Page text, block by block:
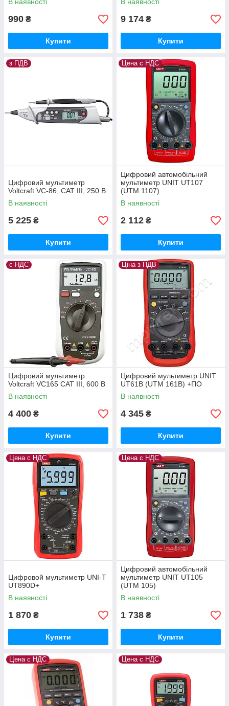
990 ₴
Купити
9 174 ₴
Купити
з ПДВ
Цифровий мультиметр
Voltcraft VC-86, CAT III, 250 В
В наявності
5 225 ₴
Купити
Цена с НДС
Цифровий автомобільний
мультиметр UNIT UT107
(UTM 1107)
В наявності
2 112 ₴
Купити
с НДС
Цифровий мультиметр
Voltcraft VC165 CAT III, 600 В
В наявності
4 400 ₴
Купити
Ціна з ПДВ
Цифровий мультиметр UNIT
UT61B (UTM 161B) +ПО
В наявності
4 345 ₴
Купити
Цена с НДС
Цифровой мультиметр UNI-T
UT890D+
В наявності
1 870 ₴
Купити
Цена с НДС
Цифровий автомобільний
мультиметр UNIT UT105
(UTM 105)
В наявності
1 738 ₴
Купити
Цена с НДС Цена с НДС